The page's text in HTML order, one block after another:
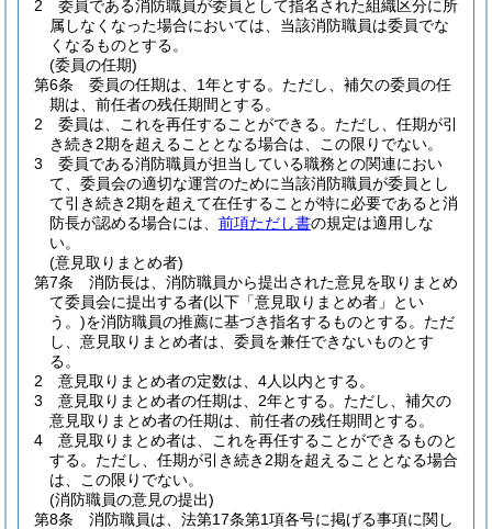
2
委員である消防職員が委員として指名された組織区分に所
属しなくなった場合においては、当該消防職員は委員でな
くなるものとする。
(委員の任期)
第6条
委員の任期は、1年とする。 ただし、補欠の委員の任
期は、前任者の残任期間とする。
2
委員は、これを再任することができる。 ただし、任期が引
き続き2期を超えることとなる場合は、この限りでない。
3
委員である消防職員が担当している職務との関連におい
て、委員会の適切な運営のために当該消防職員が委員とし
て引き続き2期を超えて在任することが特に必要であると消
防長が認める場合には、 前項ただし書の規定は適用しな
い。
(意見取りまとめ者)
第7条
消防長は、消防職員から提出された意見を取りまとめ
て委員会に提出する者(以下「意見取りまとめ者」とい
う。)を消防職員の推薦に基づき指名するものとする。 ただ
し、意見取りまとめ者は、委員を兼任できないものとす
る。
2
意見取りまとめ者の定数は、4人以内とする。
3
意見取りまとめ者の任期は、2年とする。 ただし、補欠の
意見取りまとめ者の任期は、前任者の残任期間とする。
4
意見取りまとめ者は、これを再任することができるものと
する。 ただし、任期が引き続き2期を超えることとなる場合
は、この限りでない。
(消防職員の意見の提出)
第8条
消防職員は、法第17条第1項各号に掲げる事項に関し